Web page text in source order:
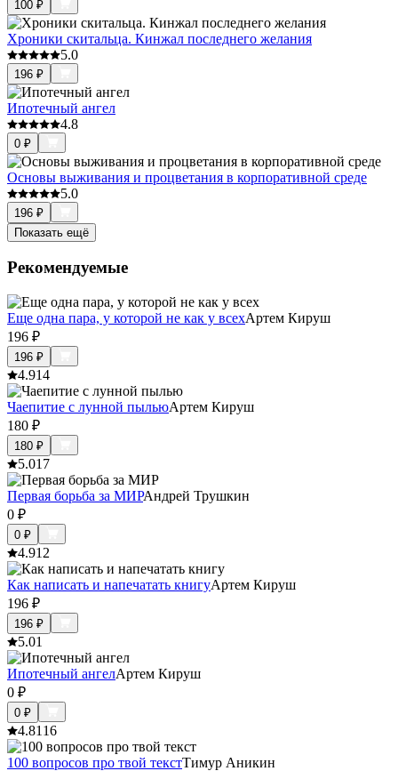
100 ₽
Хроники скитальца. Кинжал последнего желания
5.0
196 ₽
Ипотечный ангел
4.8
0 ₽
Основы выживания и процветания в корпоративной среде
5.0
196 ₽
Показать ещё
Рекомендуемые
Еще одна пара, у которой не как у всехАртем Кируш
196 ₽
196 ₽
4.914
Чаепитие с лунной пыльюАртем Кируш
180 ₽
180 ₽
5.017
Первая борьба за МИРАндрей Трушкин
0 ₽
0 ₽
4.912
Как написать и напечатать книгуАртем Кируш
196 ₽
196 ₽
5.01
Ипотечный ангелАртем Кируш
0 ₽
0 ₽
4.8116
100 вопросов про твой текстТимур Аникин